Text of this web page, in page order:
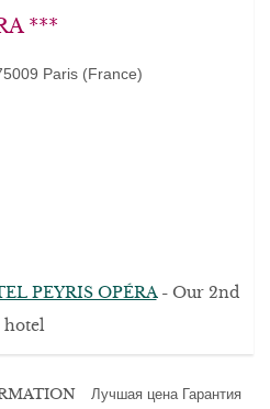
***
Paris (France)
PEYRIS OPÉRA- Our 2nd
hotel
Лучшая цена Гарантия